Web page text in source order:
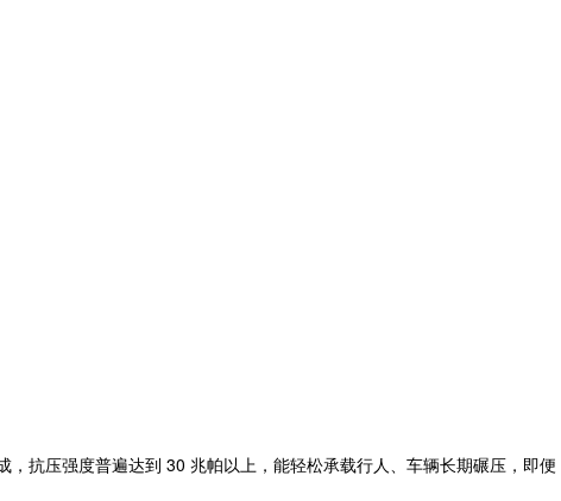
抗压强度普遍达到 30 兆帕以上，能轻松承载行人、车辆长期碾压，即便